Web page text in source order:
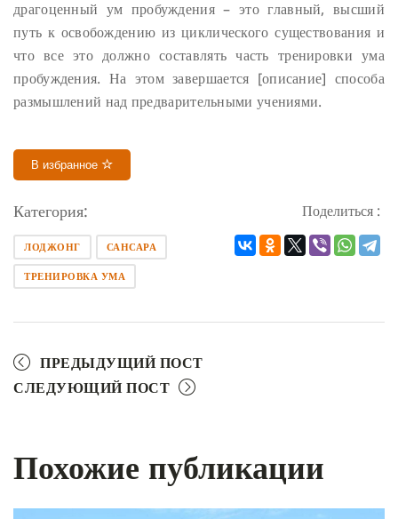
драгоценный ум пробуждения – это главный, высший
путь к освобождению из циклического существования и
что все это должно составлять часть тренировки ума
пробуждения. На этом завершается [описание] способа
размышлений над предварительными учениями.
В избранное
Категория:
ЛОДЖОНГ САНСАРА
ТРЕНИРОВКА УМА
Поделиться :
ПРЕДЫДУЩИЙ ПОСТ
СЛЕДУЮЩИЙ ПОСТ
Похожие публикации